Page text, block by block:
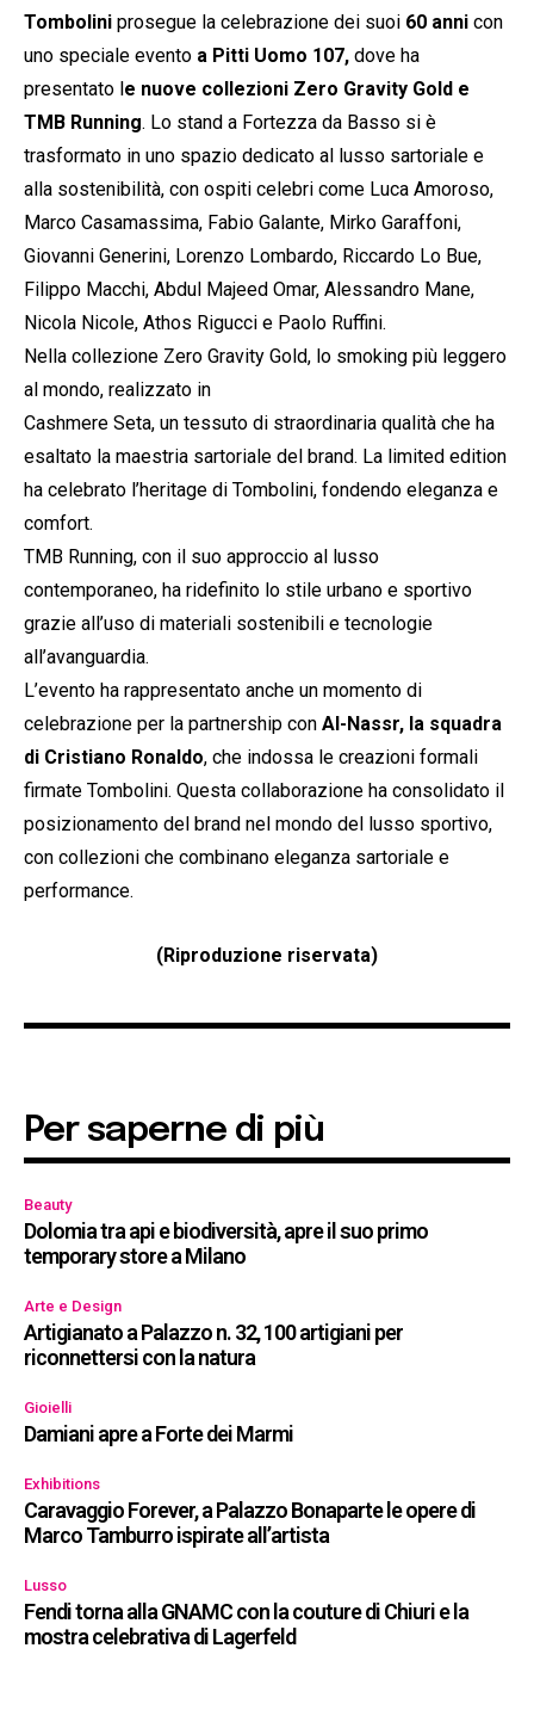
Tombolini prosegue la celebrazione dei suoi 60 anni con
uno speciale evento a Pitti Uomo 107, dove ha
presentato le nuove collezioni Zero Gravity Gold e
TMB Running. Lo stand a Fortezza da Basso si è
trasformato in uno spazio dedicato al lusso sartoriale e
alla sostenibilità, con ospiti celebri come Luca Amoroso,
Marco Casamassima, Fabio Galante, Mirko Garaffoni,
Giovanni Generini, Lorenzo Lombardo, Riccardo Lo Bue,
Filippo Macchi, Abdul Majeed Omar, Alessandro Mane,
Nicola Nicole, Athos Rigucci e Paolo Ruffini.
Nella collezione Zero Gravity Gold, lo smoking più leggero
al mondo, realizzato in
Cashmere Seta, un tessuto di straordinaria qualità che ha
esaltato la maestria sartoriale del brand. La limited edition
ha celebrato l’heritage di Tombolini, fondendo eleganza e
comfort.
TMB Running, con il suo approccio al lusso
contemporaneo, ha ridefinito lo stile urbano e sportivo
grazie all’uso di materiali sostenibili e tecnologie
all’avanguardia.
L’evento ha rappresentato anche un momento di
celebrazione per la partnership con Al-Nassr, la squadra
di Cristiano Ronaldo, che indossa le creazioni formali
firmate Tombolini. Questa collaborazione ha consolidato il
posizionamento del brand nel mondo del lusso sportivo,
con collezioni che combinano eleganza sartoriale e
performance.
(Riproduzione riservata)
Per saperne di più
Beauty
Dolomia tra api e biodiversità, apre il suo primo
temporary store a Milano
Arte e Design
Artigianato a Palazzo n. 32, 100 artigiani per
riconnettersi con la natura
Gioielli
Damiani apre a Forte dei Marmi
Exhibitions
Caravaggio Forever, a Palazzo Bonaparte le opere di
Marco Tamburro ispirate all’artista
Lusso
Fendi torna alla GNAMC con la couture di Chiuri e la
mostra celebrativa di Lagerfeld